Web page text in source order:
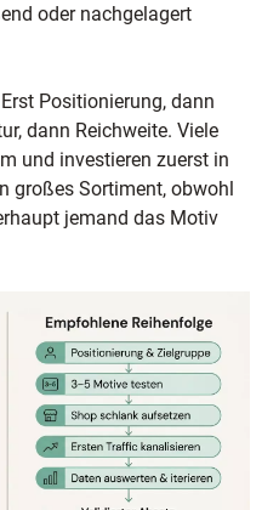
oder nachgelagert
Positionierung, dann
dann Reichweite. Viele
und investieren zuerst in
großes Sortiment, obwohl
jemand das Motiv